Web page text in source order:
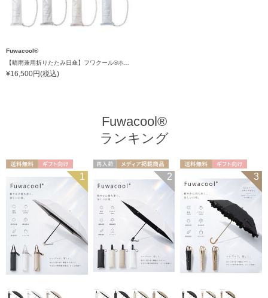
Fuwacool®
¥16,500円(税込)
Fuwacool®
ランキング
ギフト向け
1
メディア掲載商 2
ギフト向け
WOMEN
3